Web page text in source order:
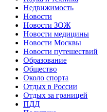
Недвижимость
Новости
Новости ЗОЖ
Новости медицины
Новости Москвы
Новости путешествий
Образование
Общество
Около спорта
Отдых в России
Отдых за границей
ПДД